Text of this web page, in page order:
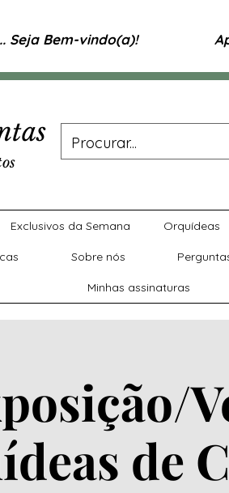
Seja Bem-vindo(a)!
Exclusivos da Semana Orquídeas
Sobre nós
Minhas assinaturas
de